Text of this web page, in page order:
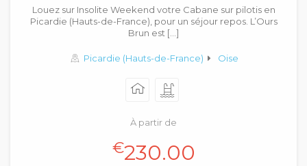
Louez sur Insolite Weekend votre Cabane sur pilotis en
Picardie (Hauts-de-France), pour un séjour repos. L’Ours
Brun est […]
Picardie (Hauts-de-France) Oise
À partir de
€230.00